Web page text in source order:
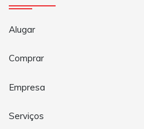
Alugar
Comprar
Empresa
Serviços